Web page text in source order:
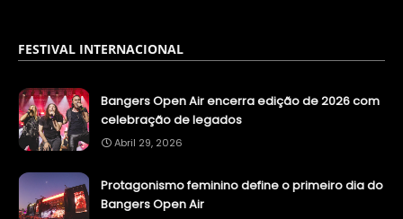
FESTIVAL INTERNACIONAL
Bangers Open Air encerra edição de 2026 com
celebração de legados
Abril 29, 2026
Protagonismo feminino define o primeiro dia do
Bangers Open Air